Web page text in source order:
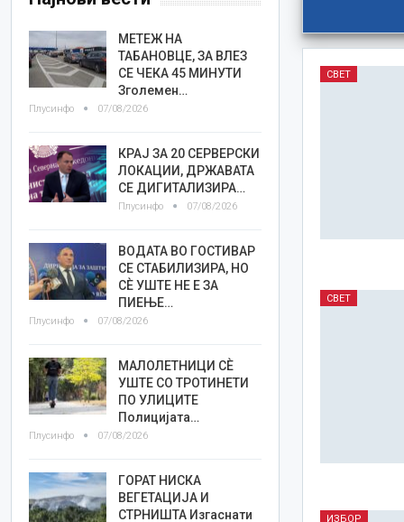
СВЕТ
СВЕТ
ИЗБОР
МЕТЕЖ НА
ТАБАНОВЦЕ, ЗА ВЛЕЗ
СЕ ЧЕКА 45 МИНУТИ
Зголемен…
Плусинфо 07/08/2026
КРАЈ ЗА 20 СЕРВЕРСКИ
ЛОКАЦИИ, ДРЖАВАТА
СЕ ДИГИТАЛИЗИРА…
Плусинфо 07/08/2026
ВОДАТА ВО ГОСТИВАР
СЕ СТАБИЛИЗИРА, НО
СÈ УШТЕ НЕ Е ЗА
ПИЕЊЕ…
Плусинфо 07/08/2026
МАЛОЛЕТНИЦИ СÈ
УШТЕ СО ТРОТИНЕТИ
ПО УЛИЦИТЕ
Полицијата…
Плусинфо 07/08/2026
ГОРАТ НИСКА
ВЕГЕТАЦИЈА И
СТРНИШТА Изгаснати